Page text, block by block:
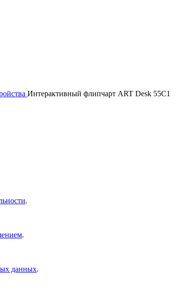
Интерактивный флипчарт ART Desk 55C1
.
.
данных.